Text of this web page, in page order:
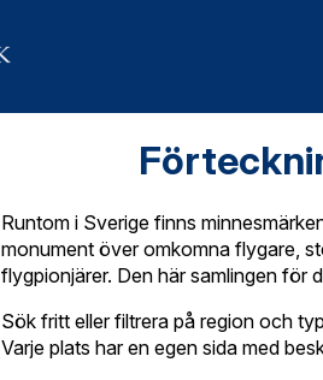
Runtom i Sverige finns
monument över omkomna flygare,
flygpionjärer. Den här samlingen för
Sök fritt eller filtrera på region och
Varje plats har en egen sida med